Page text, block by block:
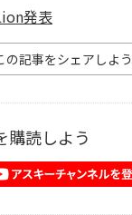
発表
の記事をシェアしよう
購読しよう